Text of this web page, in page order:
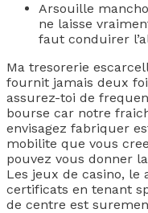
Arsouille
ne laisse
faut conduirer
Ma tresorerie
fournit jamais deux
assurez-toi de
bourse car notre
envisagez fabriquer
mobilite que vous
pouvez vous donner
Les jeux de casino, le
certificats en tenant
de centre est